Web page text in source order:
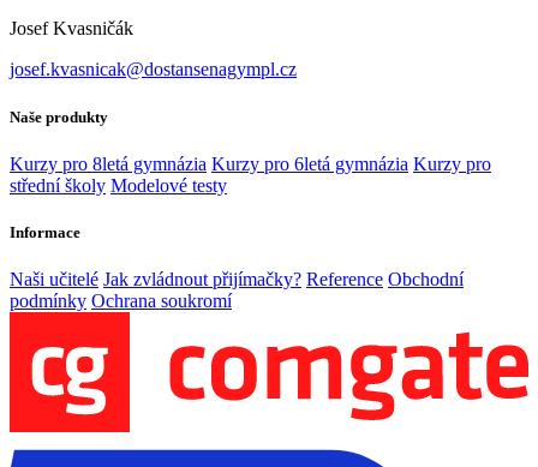
Josef Kvasničák
josef.kvasnicak@dostansenagympl.cz
Naše produkty
Kurzy pro 8letá gymnázia Kurzy pro 6letá gymnázia Kurzy pro
střední školy Modelové testy
Informace
Naši učitelé Jak zvládnout přijímačky? Reference Obchodní
podmínky Ochrana soukromí